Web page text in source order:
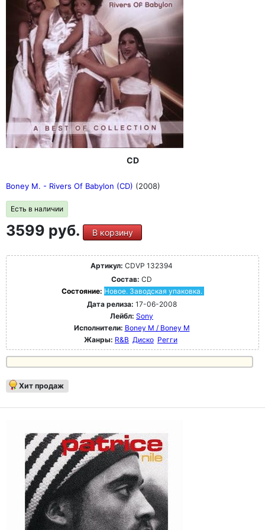
CD
Boney M. - Rivers Of Babylon (CD) (2008)
Есть в наличии
3599 руб. В корзину
Артикул: CDVP 132394
Состав: CD
Состояние: Новое. Заводская упаковка.
Дата релиза: 17-06-2008
Лейбл: Sony
Исполнители: Boney M / Boney M
Жанры: R&B Диско Регги
Хит продаж